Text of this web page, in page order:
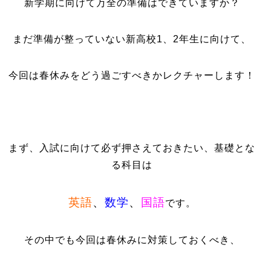
新学期に向けて万全の準備はできていますか？
まだ準備が整っていない新高校1、2年生に向けて、
今回は春休みをどう過ごすべきかレクチャーします！
まず、入試に向けて必ず押さえておきたい、基礎とな
る科目は
英語、 数学、 国語です。
その中でも今回は春休みに対策しておくべき、